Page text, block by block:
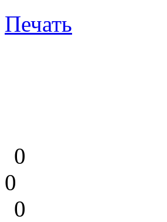
Печать
0
0
0